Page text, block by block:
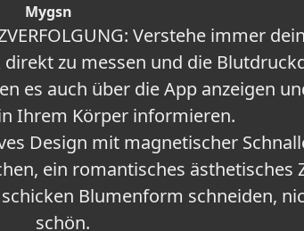
Mygsn
Verstehe immer
zu messen und die
es auch über die App anzeigen
Ihrem Körper informieren.
Design mit magnetischer
ein romantisches ästhetisches
Blumenform schneiden,
schön.